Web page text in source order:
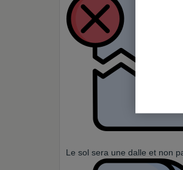
Le sol sera une dalle et non